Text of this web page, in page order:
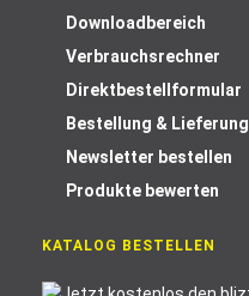
Downloadbereich
Verbrauchsrechner
Direktbestellformular
Bestellung & Lieferung
Newsletter bestellen
Produkte bewerten
KATALOG BESTELLEN